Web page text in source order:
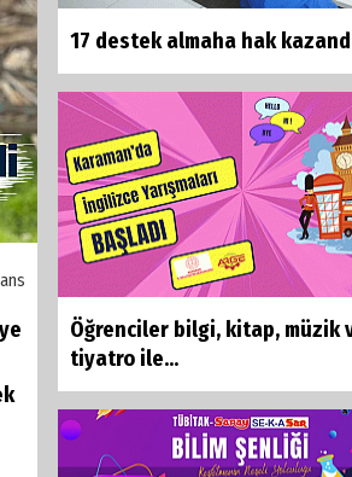
17 destek almaha hak
Öğrenciler bilgi, kitap, müzik
tiyatro ile...